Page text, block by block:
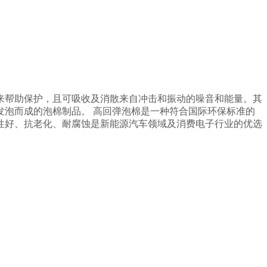
帮助保护，且 可吸收及消散来自冲击和振动的噪音和能量。 其
而成的泡棉制品。
高回弹泡棉是一种符合国际环保标准的
好、抗老化、耐腐蚀是新能源汽车领域及消费电子行业的优选